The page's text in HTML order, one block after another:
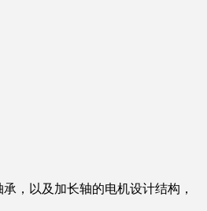
，以及加长轴的电机设计结构，